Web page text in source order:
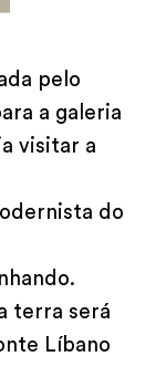
pelo
a galeria
visitar a
do
terra será
Líbano